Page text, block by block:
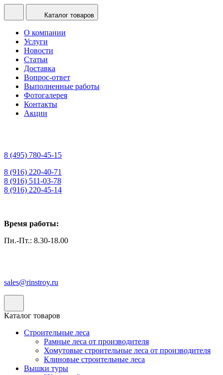
Каталог товаров
О компании
Услуги
Новости
Статьи
Доставка
Вопрос-ответ
Выполненные работы
Фотогалерея
Контакты
Акции
8 (495) 780-45-15
8 (916) 220-40-71
8 (916) 511-03-78
8 (916) 220-45-14
Время работы:
Пн.-Пт.: 8.30-18.00
sales@rinstroy.ru
Каталог товаров
Строительные леса
Рамные леса от производителя
Хомутовые строительные леса от производителя
Клиновые строительные леса
Вышки туры